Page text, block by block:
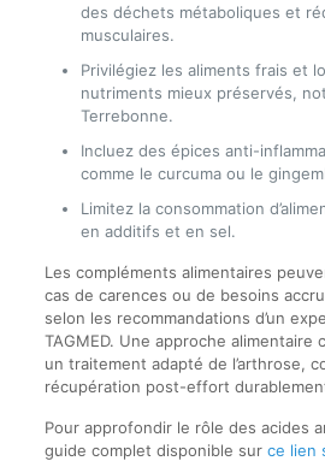
des déchets métaboliques et
musculaires.
Privilégiez les aliments frais et
nutriments mieux préservés,
Terrebonne.
Incluez des épices anti-
comme le curcuma ou le
Limitez la consommation
en additifs et en sel.
Les compléments alimentaires
cas de carences ou de besoins
selon les recommandations d’un
TAGMED. Une approche alimentaire
un traitement adapté de l’arthrose,
récupération post-effort
Pour approfondir le rôle des acides
guide complet disponible sur ce lien